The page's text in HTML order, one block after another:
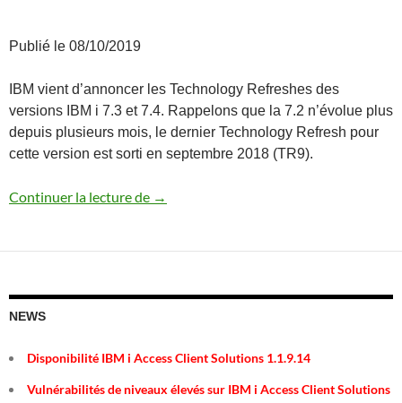
Publié le 08/10/2019
IBM vient d’annoncer les Technology Refreshes des
versions IBM i 7.3 et 7.4. Rappelons que la 7.2 n’évolue plus
depuis plusieurs mois, le dernier Technology Refresh pour
cette version est sorti en septembre 2018 (TR9).
Continuer la lecture de Annonces 7.4 TR1 / 7.3 TR7
→
NEWS
Disponibilité IBM i Access Client Solutions 1.1.9.14
Vulnérabilités de niveaux élevés sur IBM i Access Client Solutions